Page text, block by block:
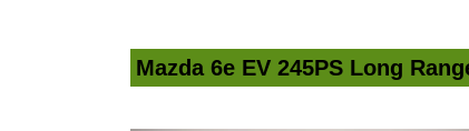
Mazda 6e EV 245PS Long